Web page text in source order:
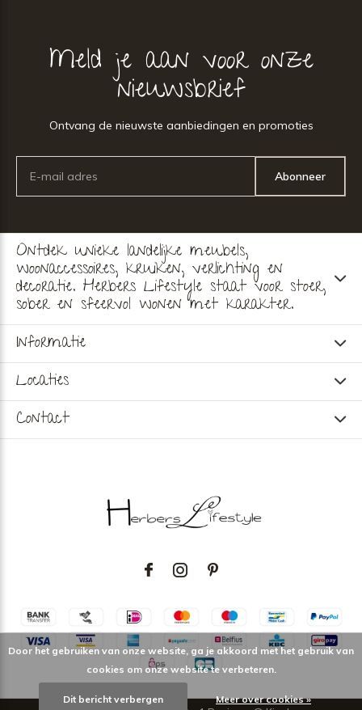
Meld je aan voor onze
nieuwsbrief
Ontvang de nieuwste aanbiedingen en promoties
Abonneer
Ontdek unieke landelijke meubels,
woonaccessoires, kruiken, verlichting en
decoratie. Herbers Lifestyle staat voor stoer,
sober en sfeervol wonen met karakter.
Informatie
Locaties
Contact
Door het gebruiken van onze website, ga je akkoord met het gebruik van
cookies om onze website te verbeteren.
Dit bericht verbergen Meer over cookies »